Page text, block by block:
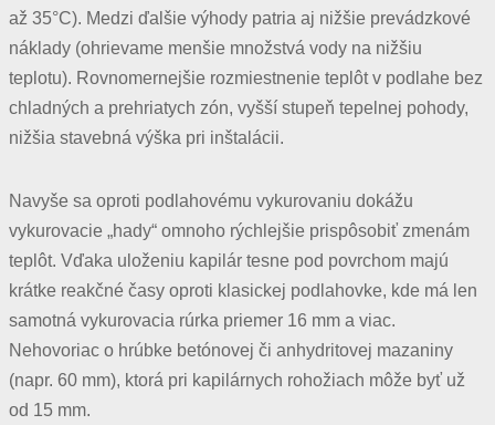
až 35°C). Medzi ďalšie výhody patria aj nižšie prevádzkové
náklady (ohrievame menšie množstvá vody na nižšiu
teplotu). Rovnomernejšie rozmiestnenie teplôt v podlahe bez
chladných a prehriatych zón, vyšší stupeň tepelnej pohody,
nižšia stavebná výška pri inštalácii.
Navyše sa oproti podlahovému vykurovaniu dokážu
vykurovacie „hady“ omnoho rýchlejšie prispôsobiť zmenám
teplôt. Vďaka uloženiu kapilár tesne pod povrchom majú
krátke reakčné časy oproti klasickej podlahovke, kde má len
samotná vykurovacia rúrka priemer 16 mm a viac.
Nehovoriac o hrúbke betónovej či anhydritovej mazaniny
(napr. 60 mm), ktorá pri kapilárnych rohožiach môže byť už
od 15 mm.